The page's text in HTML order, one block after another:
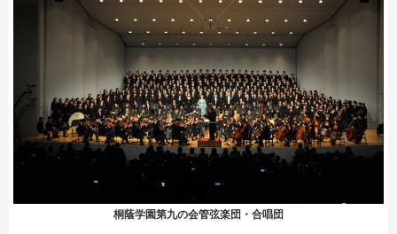
桐蔭学園第九の会管弦楽団・合唱団